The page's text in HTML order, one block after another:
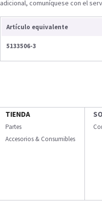
adicional, comuníquese con el
Artículo equivalente
5133506-3
TIENDA
Partes
Accesorios & Consumibles